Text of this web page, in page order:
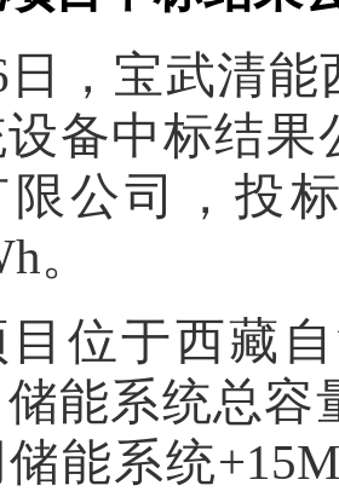
日，宝武清
设备中标结
公司，投
。
目位于西藏
能系统总容
能系统